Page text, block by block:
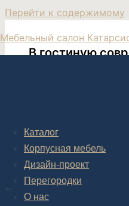
Перейти к содержимому
Мебельный салон
Каталог
Корпусная мебель
Дизайн-проект
Перегородки
О нас
В гостиную
Post navigation
НАЗАД